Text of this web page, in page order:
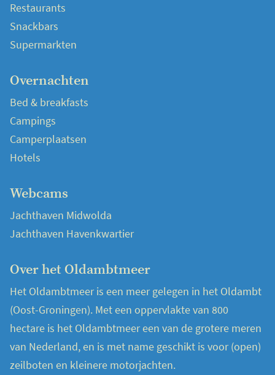
Restaurants
Snackbars
Supermarkten
Overnachten
Bed & breakfasts
Campings
Camperplaatsen
Hotels
Webcams
Jachthaven Midwolda
Jachthaven Havenkwartier
Over het Oldambtmeer
Het Oldambtmeer is een meer gelegen in het Oldambt
(Oost-Groningen). Met een oppervlakte van 800
hectare is het Oldambtmeer een van de grotere meren
van Nederland, en is met name geschikt is voor (open)
zeilboten en kleinere motorjachten.